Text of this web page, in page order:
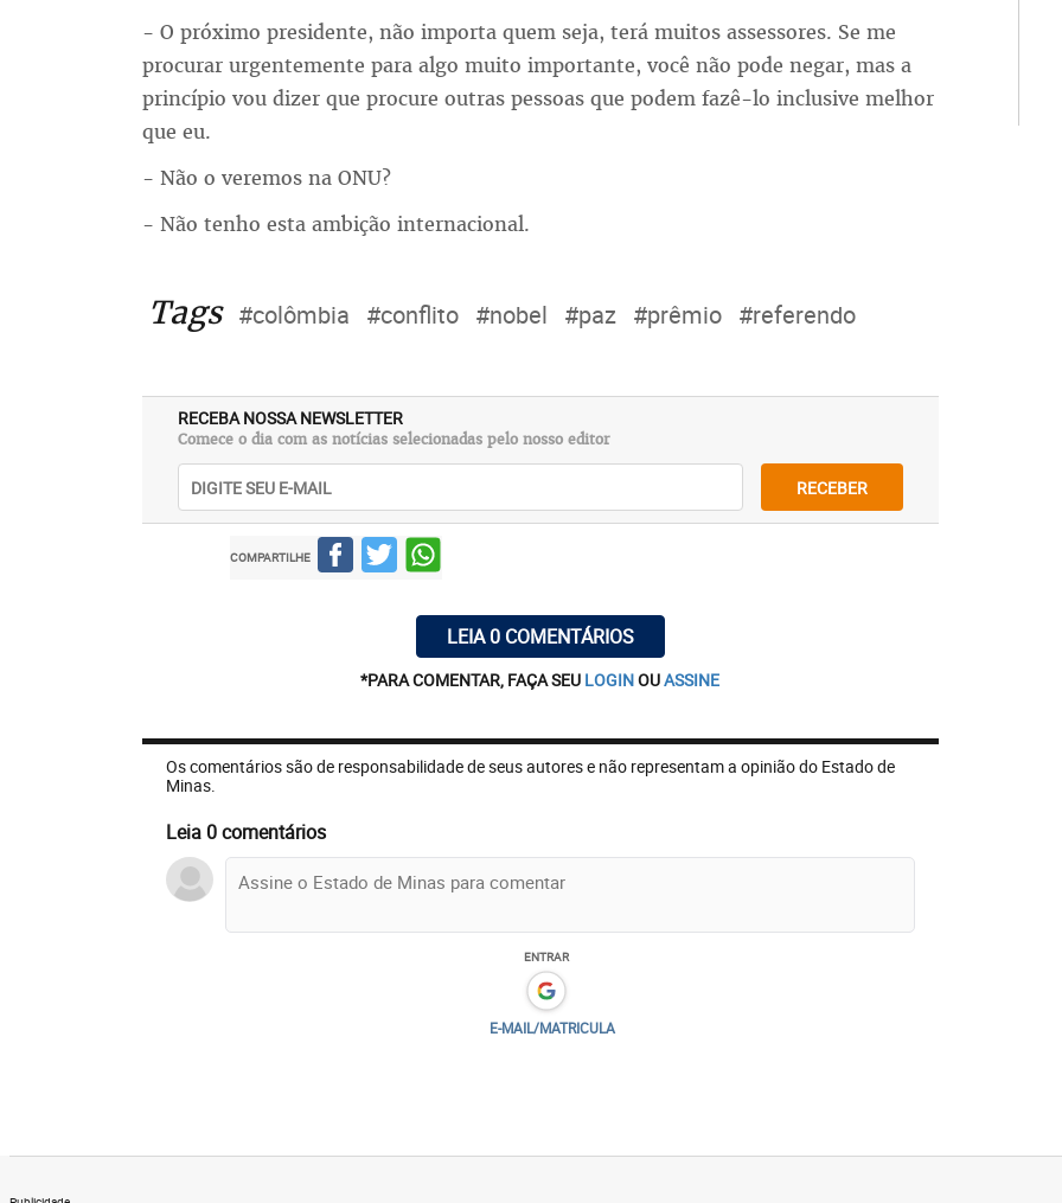
- O próximo presidente, não importa quem seja, terá muitos assessores. Se me
procurar urgentemente para algo muito importante, você não pode negar, mas a
princípio vou dizer que procure outras pessoas que podem fazê-lo inclusive melhor
que eu.
- Não o veremos na ONU?
- Não tenho esta ambição internacional.
Tags #colômbia #conflito #nobel #paz #prêmio #referendo
RECEBA NOSSA NEWSLETTER
Comece o dia com as notícias selecionadas pelo nosso editor
RECEBER
COMPARTILHE
LEIA 0 COMENTÁRIOS
*PARA COMENTAR, FAÇA SEU LOGINOUASSINE
Os comentários são de responsabilidade de seus autores e não representam a opinião do Estado de
Minas.
Leia 0 comentários
ENTRAR
E-MAIL/MATRICULA